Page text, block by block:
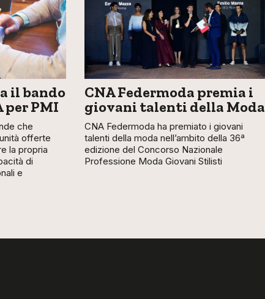
il bando
per PMI
che
offerte
la propria
di
e
CNA Federmoda premia i
giovani talenti della Moda
CNA Federmoda ha premiato i giovani
talenti della moda nell’ambito della 36ª
edizione del Concorso Nazionale
Professione Moda Giovani Stilisti